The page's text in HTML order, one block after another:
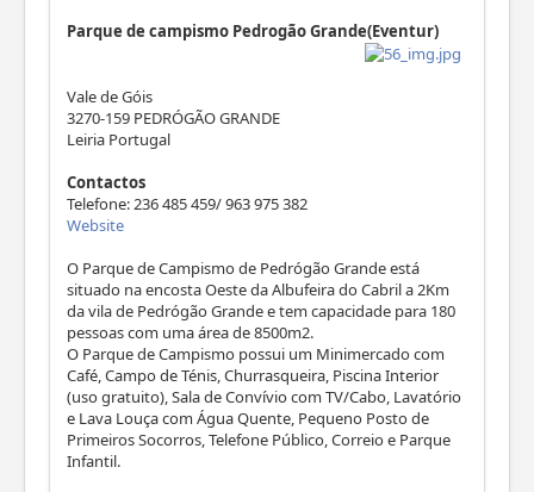
Parque de campismo Pedrogão Grande(Eventur)
Vale de Góis
3270-159 PEDRÓGÃO GRANDE
Leiria Portugal
Contactos
Telefone: 236 485 459/ 963 975 382
Website
O Parque de Campismo de Pedrógão Grande está
situado na encosta Oeste da Albufeira do Cabril a 2Km
da vila de Pedrógão Grande e tem capacidade para 180
pessoas com uma área de 8500m2.
O Parque de Campismo possui um Minimercado com
Café, Campo de Ténis, Churrasqueira, Piscina Interior
(uso gratuito), Sala de Convívio com TV/Cabo, Lavatório
e Lava Louça com Água Quente, Pequeno Posto de
Primeiros Socorros, Telefone Público, Correio e Parque
Infantil.